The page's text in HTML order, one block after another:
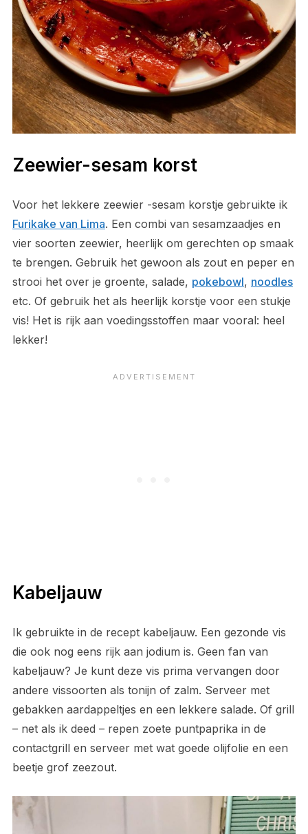
Zeewier-sesam korst
Voor het lekkere zeewier -sesam korstje gebruikte ik
Furikake van Lima. Een combi van sesamzaadjes en
vier soorten zeewier, heerlijk om gerechten op smaak
te brengen. Gebruik het gewoon als zout en peper en
strooi het over je groente, salade, pokebowl, noodles
etc. Of gebruik het als heerlijk korstje voor een stukje
vis! Het is rijk aan voedingsstoffen maar vooral: heel
lekker!
Kabeljauw
Ik gebruikte in de recept kabeljauw. Een gezonde vis
die ook nog eens rijk aan jodium is. Geen fan van
kabeljauw? Je kunt deze vis prima vervangen door
andere vissoorten als tonijn of zalm. Serveer met
gebakken aardappeltjes en een lekkere salade. Of grill
– net als ik deed – repen zoete puntpaprika in de
contactgrill en serveer met wat goede olijfolie en een
beetje grof zeezout.